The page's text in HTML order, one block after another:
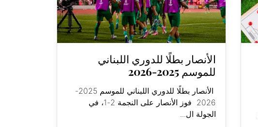
الأنصار بطلًا للدوري اللبناني
للموسم 2025-2026
الأنصار بطلًا للدوري اللبناني للموسم 2025-
2026 فوز الأنصار على النجمة 2-1، في
الجولة ال...